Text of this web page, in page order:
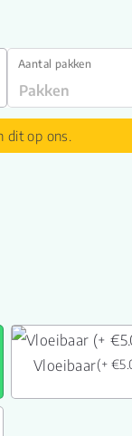
Aantal pakken
dit op ons.
Vloeibaar(+